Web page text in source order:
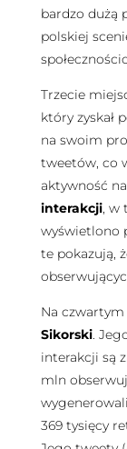
bardzo dużą
polskiej
Trzecie
który zyskał
na swoim
tweetów, co
aktywność
interakcji, w
wyświetlono
te pokazują,
Na czwartym
Sikorski.
interakcji są
mln
369 tysięcy